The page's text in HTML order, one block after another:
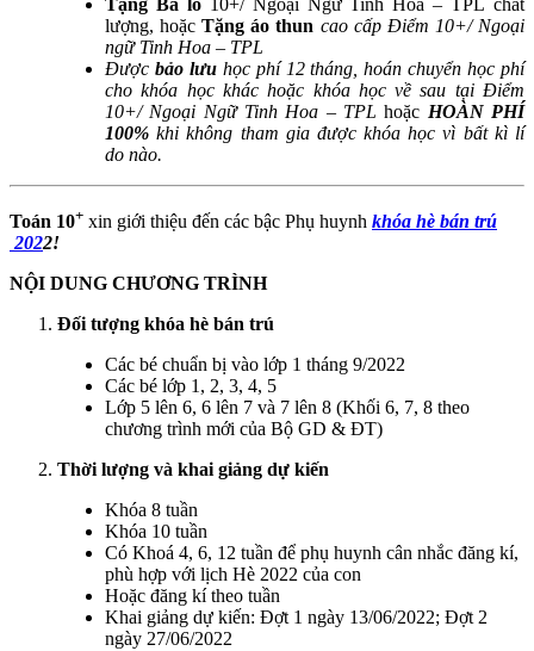
lượng, hoặcTặng áo thun cao cấp Điểm 10+/ Ngoại
ngữ Tinh Hoa – TPL
Được bảo lưuhọc phí 12 tháng, hoán chuyển học phí
cho khóa học khác hoặc khóa học về sau tại Điểm
10+/ Ngoại Ngữ Tinh Hoa – TPL hoặc HOÀN PHÍ
100%khi không tham gia được khóa học vì bất kì lí
do nào.
Toán 10+ xin giới thiệu đến các bậc Phụ huynh khóa hè bán trú​
2022!
NỘI DUNG CHƯƠNG TRÌNH
Đối tượng khóa hè bán trú
Các bé chuẩn bị vào lớp 1 tháng 9/2022
Các bé lớp 1, 2, 3, 4, 5
Lớp 5 lên 6, 6 lên 7 và 7 lên 8 (Khối 6, 7, 8 theo
chương trình mới của Bộ GD & ĐT)
Thời lượng và khai giảng dự kiến
Khóa 8 tuần
Khóa 10 tuần
Có Khoá 4, 6, 12 tuần để phụ huynh cân nhắc đăng kí,
phù hợp với lịch Hè 2022 của con
Hoặc đăng kí theo tuần
Khai giảng dự kiến: Đợt 1 ngày 13/06/2022; Đợt 2
ngày 27/06/2022